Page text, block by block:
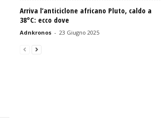
Arriva l’anticiclone africano Pluto, caldo a
38°C: ecco dove
Adnkronos - 23 Giugno 2025